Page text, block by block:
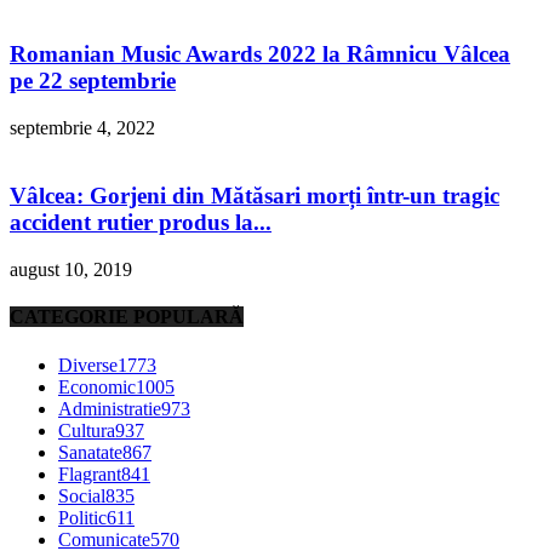
Romanian Music Awards 2022 la Râmnicu Vâlcea
pe 22 septembrie
septembrie 4, 2022
Vâlcea: Gorjeni din Mătăsari morți într-un tragic
accident rutier produs la...
august 10, 2019
CATEGORIE POPULARĂ
Diverse1773
Economic1005
Administratie973
Cultura937
Sanatate867
Flagrant841
Social835
Politic611
Comunicate570